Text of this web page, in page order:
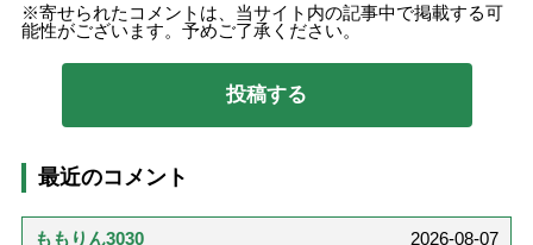
寄せられたコメントは、当サイト内の記事中で掲載する可
能性がございます。予めご了承ください。
最近のコメント
ももりん3030 2026-08-07